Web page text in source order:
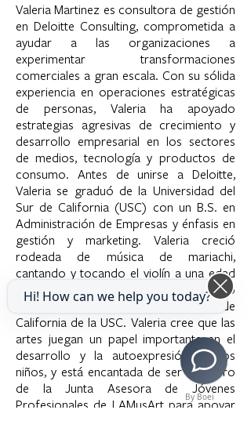
Valeria Martinez es consultora de gestión
en Deloitte Consulting, comprometida a
ayudar a las organizaciones a
experimentar transformaciones
comerciales a gran escala. Con su sólida
experiencia en operaciones estratégicas
de personas, Valeria ha apoyado
estrategias agresivas de crecimiento y
desarrollo empresarial en los sectores
de medios, tecnología y productos de
consumo. Antes de unirse a Deloitte,
Valeria se graduó de la Universidad del
Sur de California (USC) con un B.S. en
Administración de Empresas y énfasis en
gestión y marketing. Valeria creció
rodeada de música de mariachi,
cantando y tocando el violín a una edad
muy temprana y sirviendo como
vocalista principal de Mariachi Sur de
California de la USC. Valeria cree que las
artes juegan un papel importante en el
desarrollo y la autoexpresión de los
niños, y está encantada de ser miembro
de la Junta Asesora de Jóvenes
Profesionales de LAMusArt para apoyar
By Boei
Hi! How can we help you today?